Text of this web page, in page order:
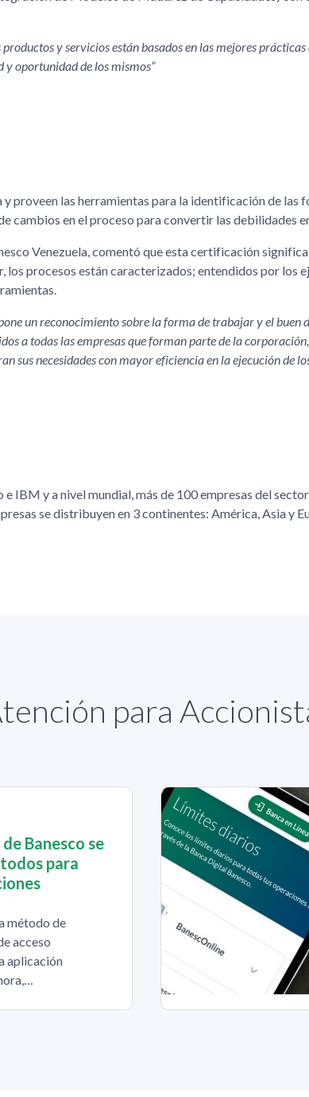
y servicios están basados en las mejores
y oportunidad de los mismos
proveen las herramientas para la identificación de las
cambios en el proceso para convertir las debilidades
Venezuela, comentó que esta certificación
los procesos están caracterizados; entendidos por los
un reconocimiento sobre la forma de trabajar y el buen
a todas las empresas que forman parte de la
sus necesidades con mayor eficiencia en la ejecución de
IBM y a nivel mundial, más de 100 empresas del
se distribuyen en 3 continentes: América, Asia y
para
Banesco se
para
método de
acceso
aplicación